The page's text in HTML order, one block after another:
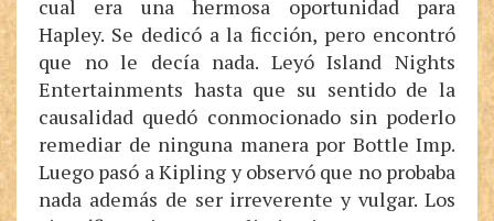
cual era una hermosa oportunidad para
Hapley. Se dedicó a la ficción, pero encontró
que no le decía nada. Leyó Island Nights
Entertainments hasta que su sentido de la
causalidad quedó conmocionado sin poderlo
remediar de ninguna manera por Bottle Imp.
Luego pasó a Kipling y observó que no probaba
nada además de ser irreverente y vulgar. Los